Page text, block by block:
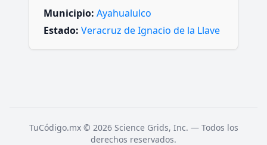
Municipio: Ayahualulco
Estado: Veracruz de Ignacio de la Llave
TuCódigo.mx © 2026 Science Grids, Inc. — Todos los
derechos reservados.